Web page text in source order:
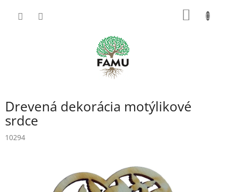
Drevená dekorácia motýlikové
srdce
10294